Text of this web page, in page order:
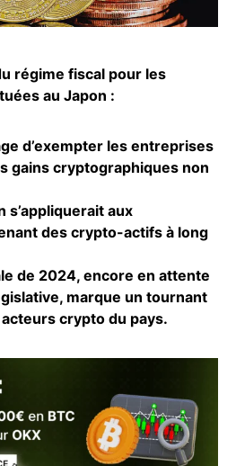
régime fiscal pour les
au Japon :
d’exempter les entreprises
gains cryptographiques non
s’appliquerait aux
des crypto-actifs à long
de 2024, encore en attente
marque un tournant
crypto du pays.